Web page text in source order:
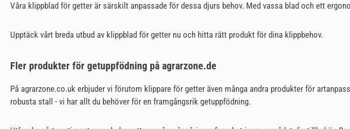
Våra klippblad för getter är särskilt anpassade för dessa djurs behov. Med vassa blad och ett
Upptäck vårt breda utbud av klippblad för getter nu och hitta rätt produkt för dina klippbehov.
Fler produkter för getuppfödning på agrarzone.de
På agrarzone.co.uk erbjuder vi förutom klippare för getter även många andra produkter för
robusta stall - vi har allt du behöver för en framgångsrik getuppfödning.